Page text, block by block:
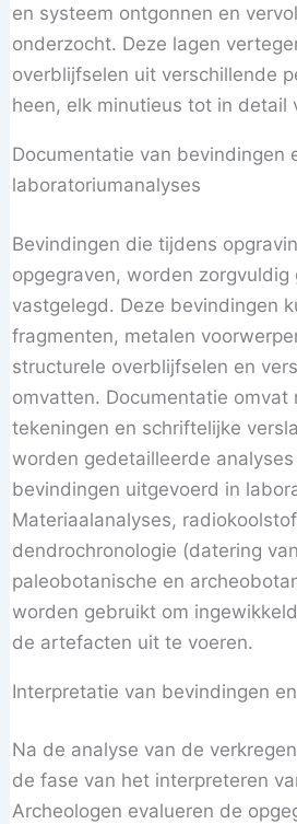
en systeem ontgonnen en
onderzocht. Deze lagen
overblijfselen uit verschillende
heen, elk minutieus tot in detail
Documentatie van bevindingen
laboratoriumanalyses
Bevindingen die tijdens
opgegraven, worden
vastgelegd. Deze bevindingen
fragmenten, metalen
structurele overblijfselen en
omvatten. Documentatie omvat
tekeningen en schriftelijke
worden gedetailleerde
bevindingen uitgevoerd in
Materiaalanalyses,
dendrochronologie (datering
paleobotanische en
worden gebruikt om
de artefacten uit te voeren.
Interpretatie van bevindingen
Na de analyse van de
de fase van het interpreteren
Archeologen evalueren de